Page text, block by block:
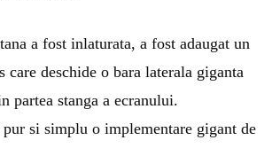
a fost inlaturata, a fost adaugat un
care deschide o bara laterala giganta
partea stanga a ecranului.
pur si simplu o implementare gigant de